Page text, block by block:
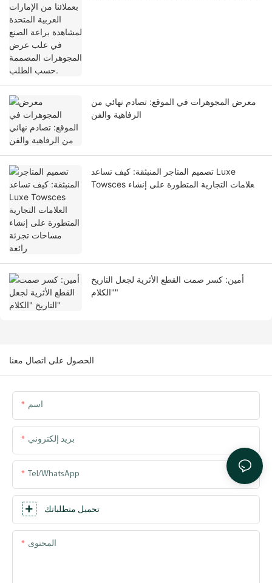
معرض المجوهرات في الموقع: تصادم نهائي من
الرفاهية والفن
تصميم المتاجر المنبثقة: كيف تساعد Luxe
Towsces العلامات التجارية المتطورة على إنشاء
أمين: كسر صمت القطع الأثرية لجعل التاريخ
"الكلام"
الحصول على اتصال معنا
اسم
بريد إلكتروني
Tel/WhatsApp
تحميل متطلباتك
المحتوى